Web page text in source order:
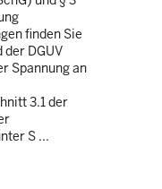
finden Sie
der DGUV
Spannung an
3.1 der
S ...